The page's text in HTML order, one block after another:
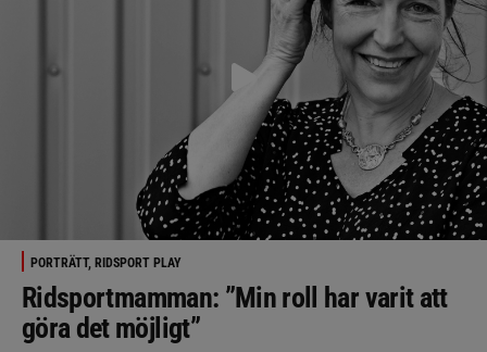
PORTRÄTT, RIDSPORT PLAY
Ridsportmamman: ”Min roll har varit att
göra det möjligt”